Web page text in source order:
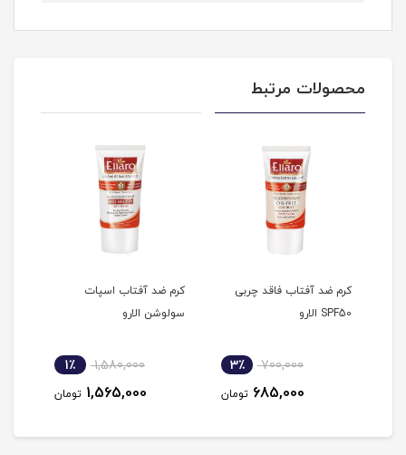
محصولات مرتبط
کرم ضد آفتاب فاقد چربی
SPF50 الارو
700,000 3٪
685,000 تومان
کرم ضد آفتاب اسپات
سولوشن الارو
1,580,000 1٪
1,565,000 تومان